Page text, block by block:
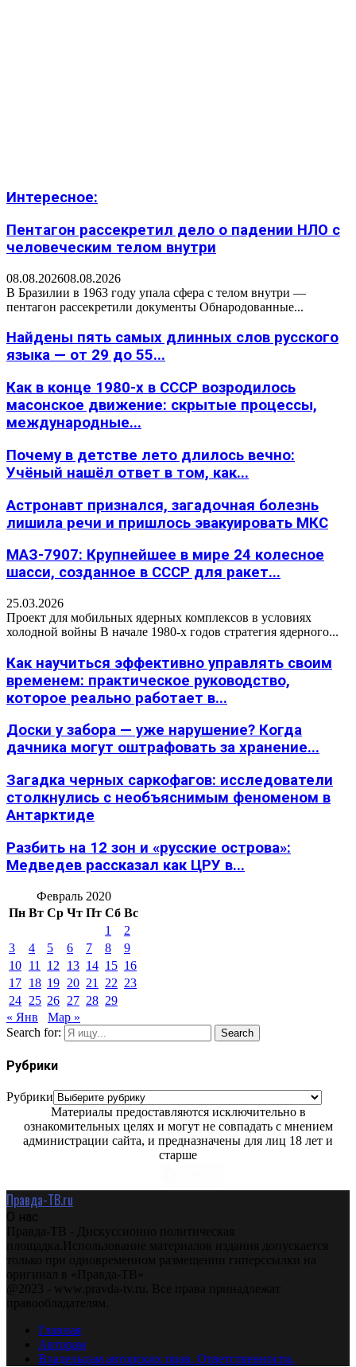
Интересное:
Пентагон рассекретил дело о падении НЛО с
человеческим телом внутри
08.08.202608.08.2026
В Бразилии в 1963 году упала сфера с телом внутри —
пентагон рассекретили документы Обнародованные...
Найдены пять самых длинных слов русского
языка — от 29 до 55...
Как в конце 1980-х в СССР возродилось
масонское движение: скрытые процессы,
международные...
Почему в детстве лето длилось вечно:
Учёный нашёл ответ в том, как...
Астронавт признался, загадочная болезнь
лишила речи и пришлось эвакуировать МКС
МАЗ-7907: Крупнейшее в мире 24 колесное
шасси, созданное в СССР для ракет...
25.03.2026
Проект для мобильных ядерных комплексов в условиях
холодной войны В начале 1980-х годов стратегия ядерного...
Как научиться эффективно управлять своим
временем: практическое руководство,
которое реально работает в...
Доски у забора — уже нарушение? Когда
дачника могут оштрафовать за хранение...
Загадка черных саркофагов: исследователи
столкнулись с необъяснимым феноменом в
Антарктиде
Разбить на 12 зон и «русские острова»:
Медведев рассказал как ЦРУ в...
Февраль 2020
Пн Вт Ср Чт Пт Сб Вс
1
2
3
4 5 6 7 8
9
10 11 12 13 14 15 16
17 18 19 20 21 22 23
24 25 26 27 28 29
« Янв
Мар »
Search for:
Search
Рубрики
Рубрики
Материалы предоставляются исключительно в
ознакомительных целях и могут не совпадать с мнением
администрации сайта, и предназначены для лиц 18 лет и
старше
Правда-ТВ.ru
О нас
Правда-ТВ - Дискуссионно политическая
площадка.Использование материалов издания допускается
только при одновременном размещении гиперссылки на
оригинал в «Правда-ТВ»
@2023 - www.pravda-tv.ru. Все права принадлежат
правообладателям.
Главная
Авторам
Владельцам авторских прав. Ответственности.